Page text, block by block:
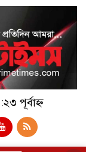
পূর্বাহ্ন